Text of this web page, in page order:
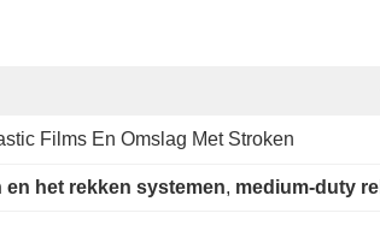
Films En Omslag Met Stroken
en het rekken systemen, medium-duty